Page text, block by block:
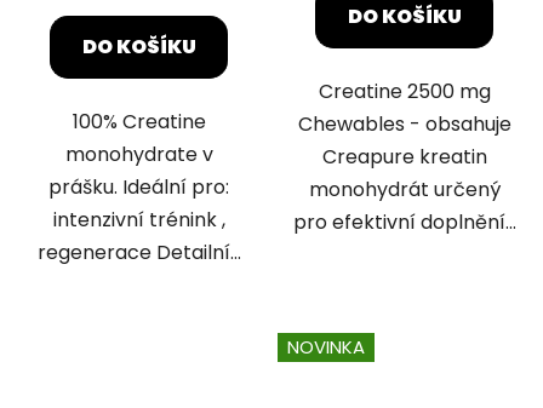
5
hvězdiček.
DO KOŠÍKU
100% Creatine
monohydrate v
prášku. Ideální pro:
intenzivní trénink ,
regenerace Detailní...
DO KOŠÍKU
Creatine 2500 mg
Chewables - obsahuje
Creapure kreatin
monohydrát určený
pro efektivní doplnění...
NOVINKA